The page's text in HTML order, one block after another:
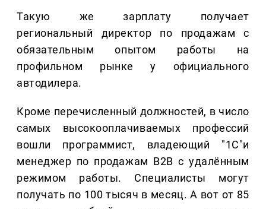
Такую же зарплату получает
региональный директор по продажам с
обязательным опытом работы на
профильном рынке у официального
автодилера.
Кроме перечисленный должностей, в число
самых высокооплачиваемых профессий
вошли программист, владеющий "1С"и
менеджер по продажам В2В с удалённым
режимом работы. Специалисты могут
получать по 100 тысяч в месяц. А вот от 85